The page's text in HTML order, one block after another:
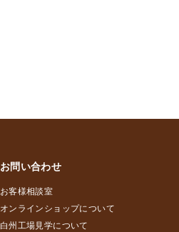
お問い合わせ
お客様相談室
オンラインショップについて
白州工場見学について